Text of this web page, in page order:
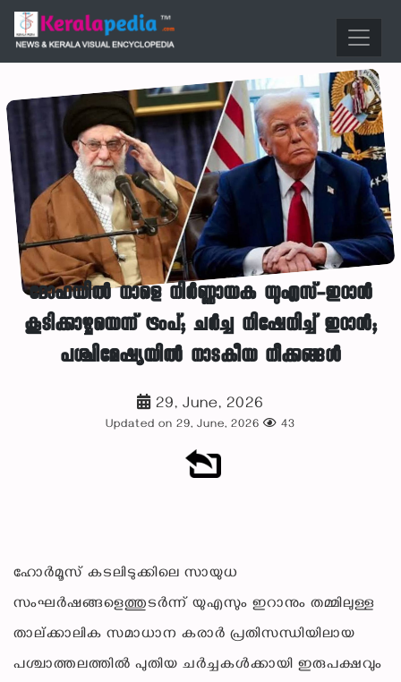
ദോഹയിൽ നാളെ നിർണ്ണായക യുഎസ്-ഇറാൻ
കൂടിക്കാഴ്ചയെന്ന് ട്രംപ്; ചർച്ച നിഷേധിച്ച് ഇറാൻ;
പശ്ചിമേഷ്യയിൽ നാടകീയ നീക്കങ്ങൾ
29, June, 2026
Updated on 29, June, 2026 43
ഹോർമൂസ് കടലിടുക്കിലെ സായുധ
സംഘർഷങ്ങളെത്തുടർന്ന് യുഎസും ഇറാനും തമ്മിലുള്ള
താല്ക്കാലിക സമാധാന കരാർ പ്രതിസന്ധിയിലായ
പശ്ചാത്തലത്തിൽ പുതിയ ചർച്ചകൾക്കായി ഇരുപക്ഷവും